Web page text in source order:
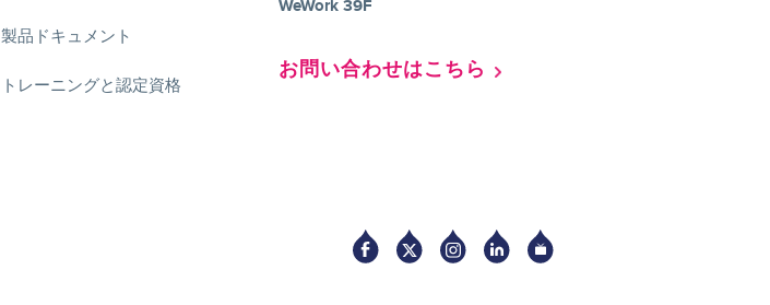
製品ドキュメント
トレーニングと認定資格
WeWork 39F
お問い合わせはこちら